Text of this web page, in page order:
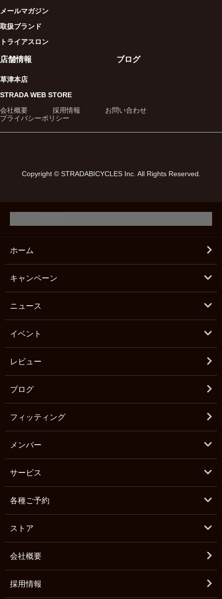
メールマガジン
取扱ブランド
トライアスロン
店舗情報
草津本店
STRADA WEB STORE
ブログ
会社概要 採用情報
お問い合わせ
プライバシーポリシー
Copyright © STRADABICYCLES Inc. All Rights Reserved.
ホーム
キャンペーン
ニュース
イベント
レビュー
ブログ
フィッティング
メンバー
サービス
各種ご予約
ストア
会社概要
採用情報